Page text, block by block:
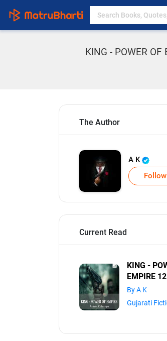
KING - POWER
The Author
A K
Follow
Current Read
KING -
EMPIRE 12
By A K
Gujarati